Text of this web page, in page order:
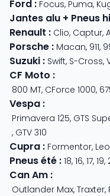
Ford : Focus, Puma,
Jantes alu + Pneus
Renault : Clio, Captur,
Porsche : Macan, 911,
Suzuki : Swift, S-Cross,
CF Moto :
800 MT, CForce 1000,
Vespa :
Primavera 125, GTS
, GTV 310
Cupra : Formentor,
Pneus été : 18, 16, 17, 19,
Can Am :
Outlander Max, Traxter,